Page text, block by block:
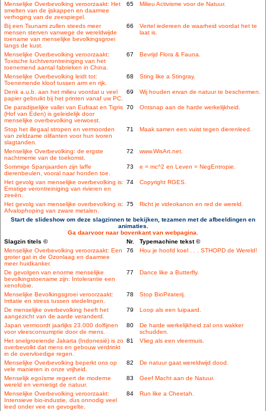
Menselijke Overbevolking veroorzaakt: Het
smelten van de ijskappen en daarmee
verhoging van de zeespiegel.
65 Milieu Activisme voor de Natuur.
Bij een Tsunami zullen steeds meer
mensen sterven vanwege de wereldwijde
toename van menselijke bevolkingsgroei
langs de kust.
66
Vertel iedereen de waarheid voordat het te
laat is.
Menselijke Overbevolking veroorzaakt:
Toxische luchtverontreiniging van het
toenemend aantal fabrieken in China.
67 Bevrijd Flora & Fauna.
Menselijke Overbevolking leidt tot:
Toenemende kloof tussen arm en rijk.
68 Sting like a Stingray.
Denk a.u.b. aan het milieu voordat u veel
papier gebruikt bij het printen vanaf uw PC.
69 Wij houden ervan de natuur te beschermen.
De paradijselijke vallei van Eufraat en Tigris
(Hof van Eden) is geleidelijk door
menselijke overbevolking verwoest.
70 Ontsnap aan de harde werkelijkheid.
Stop het illegaal stropen en vermoorden
van zeldzame olifanten voor hun ivoren
slagtanden.
71 Maak samen een vuist tegen dierenleed.
Menselijke Overbevolking: de ergste
nachtmerrie van de toekomst.
72 www.WisArt.net.
Sommige Spanjaarden zijn laffe
dierenbeulen, vooral naar honden toe.
73 e = mc^2 en Leven = NegEntropie.
Het gevolg van menselijke overbevolking is:
Ernstige verontreiniging van rivieren en
zeeën.
74 Copyright RGES.
Het gevolg van menselijke overbevolking is:
Afvalophoping van zware metalen.
75 Richt je videokanon en red de wereld.
Start de slideshow om deze slagzinnen te bekijken, tezamen met de afbeeldingen en
animaties.
Ga daarvoor naar bovenkant van webpagina.
Slagzin titels ©
Nr.
Typemachine tekst ©
Menselijke Overbevolking veroorzaakt: Een
groter gat in de Ozonlaag en daarmee
meer huidkanker.
76 Hou je hoofd koel . . . STHOPD de Wereld!
De gevolgen van enorme menselijke
bevolkingstoename zijn: Intolerantie een
xenofobie.
77 Dance like a Butterfly.
Menselijke Bevolkingsgroei veroorzaakt:
Irritatie en stress tussen stedelingen.
78 Stop BioPiraterij.
De menselijke overbevolking heeft het
aangezicht van de aarde veranderd.
79 Loop als een luipaard.
Japan vermoordt jaarlijks 23.000 dolfijnen
voor vleesconsumptie door de mens.
80
De harde werkelijkheid zal ons wakker
schudden.
Het snelgroeiende Jakarta (Indonesië) is zo
overbevolkt dat mens en gebouw verdrinkt
in de overvloedige regen.
81 Vlieg als een vleermuis.
Menselijke Overbevolking beperkt ons op
vele manieren in onze vrijheid.
82 De natuur gaat wereldwijd dood.
Menselijk egoïsme regeert de moderne
wereld en vernietigt de natuur.
83 Geef Macht aan de Natuur.
Menselijke Overbevolking veroorzaakt:
Intensieve bio-industie, dus onnodig veel
leed onder vee en gevogelte.
84 Run like a Cheetah.